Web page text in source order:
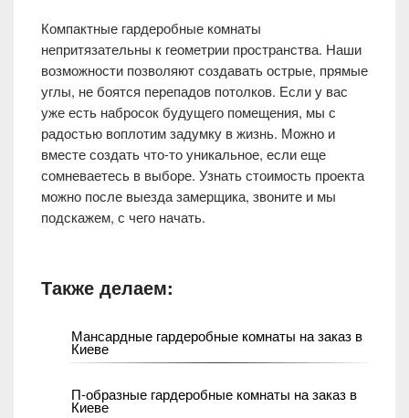
Компактные гардеробные комнаты
непритязательны к геометрии пространства. Наши
возможности позволяют создавать острые, прямые
углы, не боятся перепадов потолков. Если у вас
уже есть набросок будущего помещения, мы с
радостью воплотим задумку в жизнь. Можно и
вместе создать что-то уникальное, если еще
сомневаетесь в выборе. Узнать стоимость проекта
можно после выезда замерщика, звоните и мы
подскажем, с чего начать.
Также делаем:
Мансардные гардеробные комнаты на заказ в
Киеве
П-образные гардеробные комнаты на заказ в
Киеве